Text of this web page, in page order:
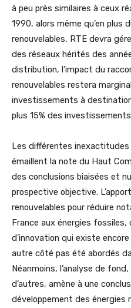
à peu près similaires à ceux
1990, alors même qu’en plus
renouvelables, RTE devra
des réseaux hérités des
distribution, l’impact du
renouvelables restera
investissements à
plus 15% des
Les différentes inexactitudes
émaillent la note du Haut
des conclusions biaisées et
prospective objective.
renouvelables pour réduire
France aux énergies
d’innovation qui existe
autre côté pas été abordés
Néanmoins, l’analyse de
d’autres, amène à une
développement des énergies